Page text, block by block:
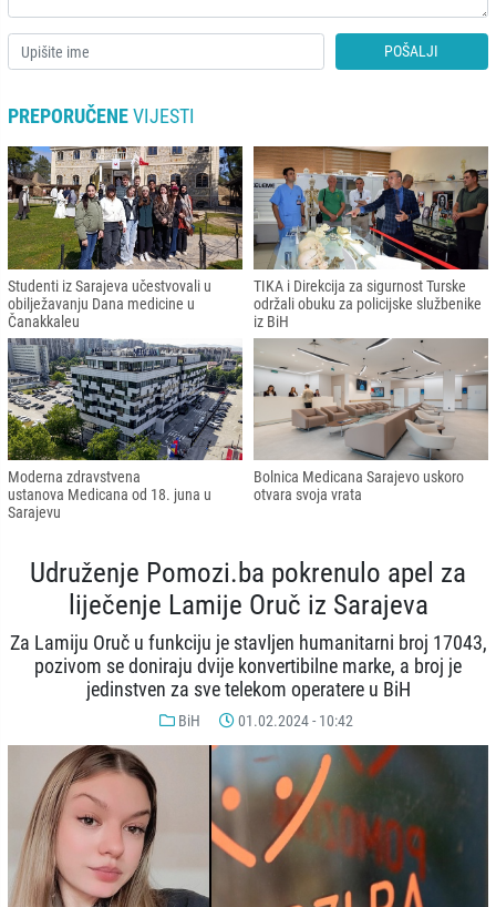
POŠALJI
PREPORUČENEVIJESTI
Studenti iz Sarajeva učestvovali u
obilježavanju Dana medicine u
Čanakkaleu
TIKA i Direkcija za sigurnost Turske
održali obuku za policijske službenike
iz BiH
Moderna zdravstvena
ustanova Medicana od 18. juna u
Sarajevu
Bolnica Medicana Sarajevo uskoro
otvara svoja vrata
Udruženje Pomozi.ba pokrenulo apel za
liječenje Lamije Oruč iz Sarajeva
Za Lamiju Oruč u funkciju je stavljen humanitarni broj 17043,
pozivom se doniraju dvije konvertibilne marke, a broj je
jedinstven za sve telekom operatere u BiH
BiH 01.02.2024 - 10:42